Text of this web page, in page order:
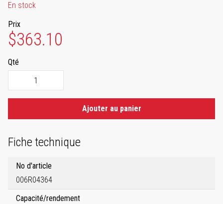
En stock
Prix
$363.10
Qté
Ajouter au panier
Fiche technique
No d'article
006R04364
Capacité/rendement